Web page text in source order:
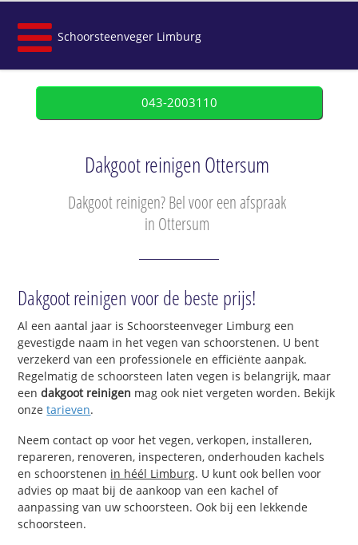
Schoorsteenveger Limburg
043-2003110
Dakgoot reinigen Ottersum
Dakgoot reinigen? Bel voor een afspraak
in Ottersum
Dakgoot reinigen voor de beste prijs!
Al een aantal jaar is Schoorsteenveger Limburg een
gevestigde naam in het vegen van schoorstenen. U bent
verzekerd van een professionele en efficiënte aanpak.
Regelmatig de schoorsteen laten vegen is belangrijk, maar
eendakgoot reinigen mag ook niet vergeten worden. Bekijk
onzetarieven.
Neem contact op voor het vegen, verkopen, installeren,
repareren, renoveren, inspecteren, onderhouden kachels
en schoorstenen in héél Limburg. U kunt ook bellen voor
advies op maat bij de aankoop van een kachel of
aanpassing van uw schoorsteen. Ook bij een lekkende
schoorsteen.